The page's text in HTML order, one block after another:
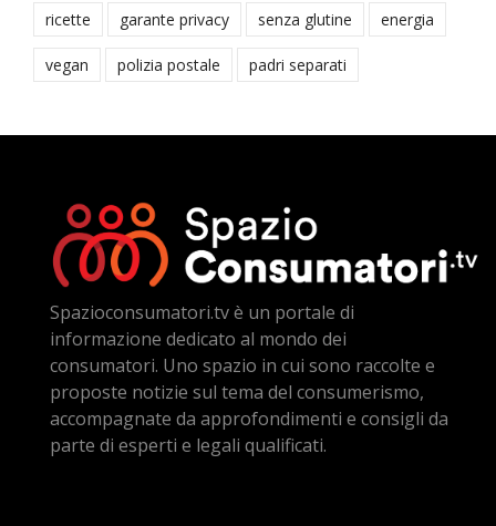
ricette garante privacy senza glutine energia
vegan polizia postale padri separati
Spazioconsumatori.tv è un portale di
informazione dedicato al mondo dei
consumatori. Uno spazio in cui sono raccolte e
proposte notizie sul tema del consumerismo,
accompagnate da approfondimenti e consigli da
parte di esperti e legali qualificati.